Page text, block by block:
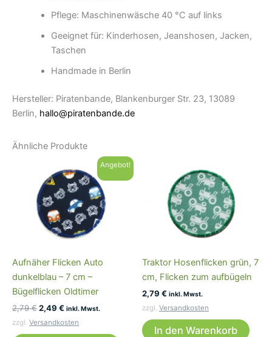
Pflege: Maschinenwäsche 40 °C auf links
Geeignet für: Kinderhosen, Jeanshosen, Jacken,
Taschen
Handmade in Berlin
Hersteller: Piratenbande, Blankenburger Str. 23, 13089
Berlin, hallo@piratenbande.de
Ähnliche Produkte
Angebot!
Aufnäher Flicken Auto
dunkelblau – 7 cm –
Bügelflicken Oldtimer
2,79€Ursprünglicher
Preis
war:
2,49 € Aktueller
ist:
inkl. Mwst.
zzgl. Versandkosten
Traktor Hosenflicken grün, 7
cm, Flicken zum aufbügeln
2,79 € inkl. Mwst.
zzgl. Versandkosten
In den Warenkorb